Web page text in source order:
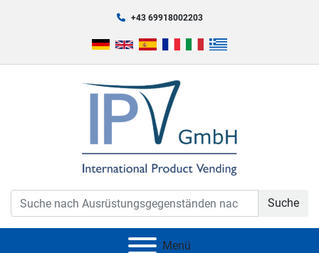
+43 69918002203
Suche
Menü